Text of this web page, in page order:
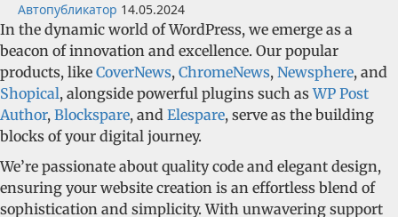
Автопубликатор 14.05.2024
In the dynamic world of WordPress, we emerge as a
beacon of innovation and excellence. Our popular
products, like CoverNews, ChromeNews, Newsphere, and
Shopical, alongside powerful plugins such asWP Post
Author, Blockspare, and Elespare, serve as the building
blocks of your digital journey.
We’re passionate about quality code and elegant design,
ensuring your website creation is an effortless blend of
sophistication and simplicity. With unwavering support